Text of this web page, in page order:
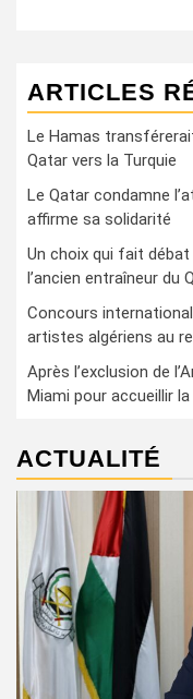
ARTICLES
Le Hamas
Qatar vers la Turquie
Le Qatar condamne
affirme sa solidarité
Un choix qui fait débat
l’ancien entraîneur du
Concours
artistes algériens au
Après l’exclusion de
Miami pour accueillir la
ACTUALITÉ